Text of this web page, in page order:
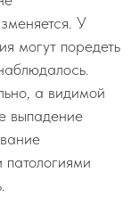
У
могут поредеть
а видимой
выпадение
патологиями